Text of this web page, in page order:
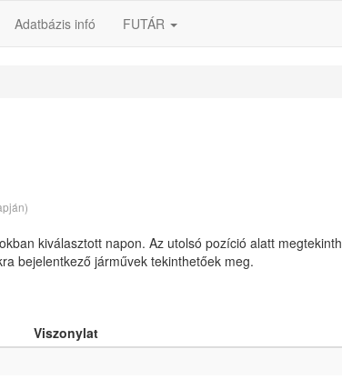
Adatbázis infó FUTÁR
kiválasztott napon. Az utolsó pozíció alatt
bejelentkező járművek tekinthetőek meg.
Viszonylat